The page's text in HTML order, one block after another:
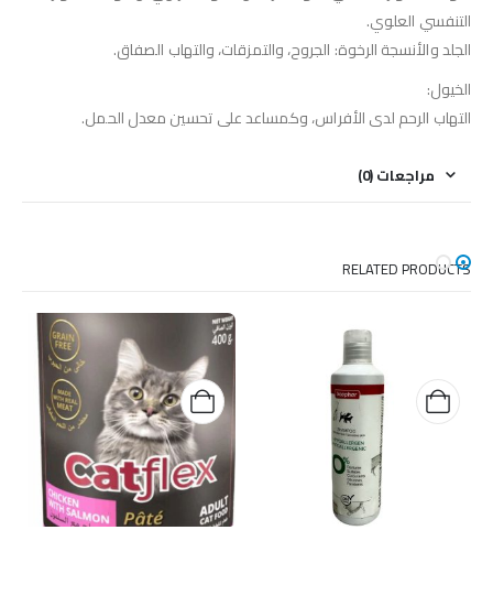
التنفسي العلوي.
الجلد والأنسجة الرخوة: الجروح، والتمزقات، والتهاب الصفاق.
الخيول:
التهاب الرحم لدى الأفراس، وكمساعد على تحسين معدل الحمل.
مراجعات (0)
RELATED PRODUCTS